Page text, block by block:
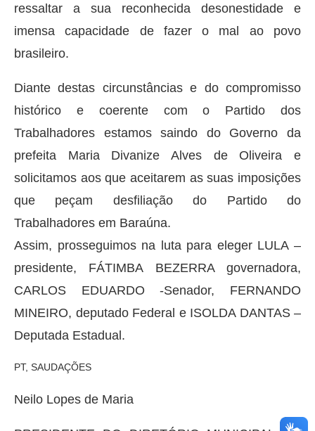
ressaltar a sua reconhecida desonestidade e
imensa capacidade de fazer o mal ao povo
brasileiro.
Diante destas circunstâncias e do compromisso
histórico e coerente com o Partido dos
Trabalhadores estamos saindo do Governo da
prefeita Maria Divanize Alves de Oliveira e
solicitamos aos que aceitarem as suas imposições
que peçam desfiliação do Partido do
Trabalhadores em Baraúna.
Assim, prosseguimos na luta para eleger LULA –
presidente, FÁTIMBA BEZERRA governadora,
CARLOS EDUARDO -Senador, FERNANDO
MINEIRO, deputado Federal e ISOLDA DANTAS –
Deputada Estadual.
PT, SAUDAÇÕES
Neilo Lopes de Maria